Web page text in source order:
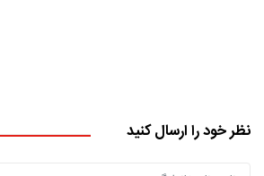
نظر خود را ارسال کنید